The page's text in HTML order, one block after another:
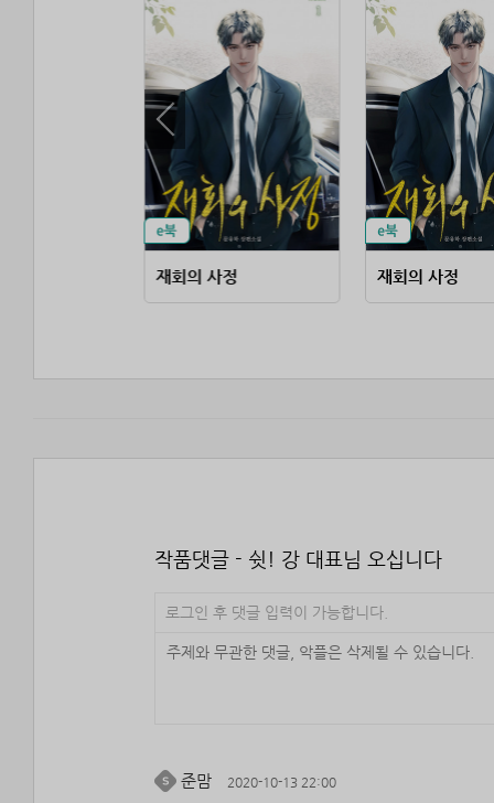
재회의 사정 재회의 사정
작품댓글 - 쉿! 강 대표님 오십니다
로그인 후 댓글 입력이 가능합니다.
준맘 2020-10-13 22:00